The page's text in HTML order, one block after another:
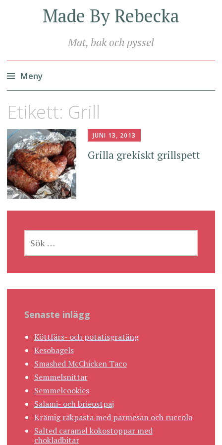
Made By Rebecka
Mat, bak och pyssel
Meny
till
Etikett: Grill
JUNI 13, 2013
Grilla grekiskt grillspett
EFTER:
Senaste inlägg
Köttfärs- och potatisgratäng
Kesobagels
Smashed McChicken Taco
Semmelsnittar
Semmelcookies
Salami- och brieostpaj
Krämig räkpasta med parmesan och ruccola
Salted caramel kokostoppar med
chokladbitar